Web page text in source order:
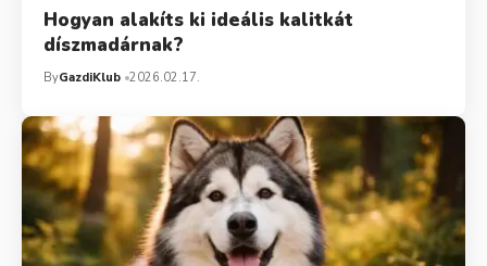
Hogyan alakíts ki ideális kalitkát
díszmadárnak?
ByGazdiKlub 2026.02.17.